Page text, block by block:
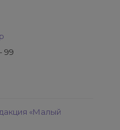
99
«Малый